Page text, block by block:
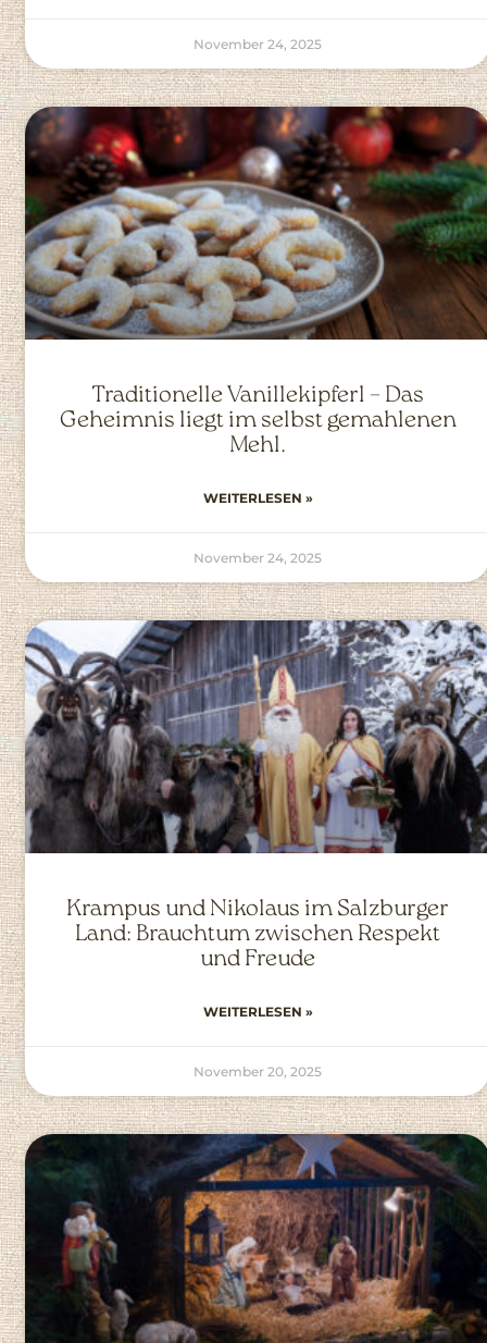
November 24, 2025
Traditionelle Vanillekipferl – Das
Geheimnis liegt im selbst gemahlenen
Mehl.
WEITERLESEN »
November 24, 2025
Krampus und Nikolaus im Salzburger
Land: Brauchtum zwischen Respekt
und Freude
WEITERLESEN »
November 20, 2025